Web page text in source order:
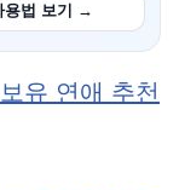
용법 보기 →
유 연애 추천